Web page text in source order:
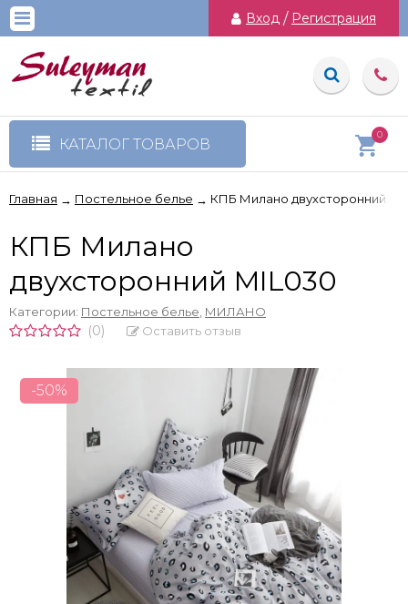
Вход / Регистрация
КАТАЛОГ ТОВАРОВ
0
Главная → Постельное белье → КПБ Милано двухсторонний
КПБ Милано
двухсторонний MIL030
Категории: Постельное белье МИЛАНО
(0) Оставить отзыв
-50%